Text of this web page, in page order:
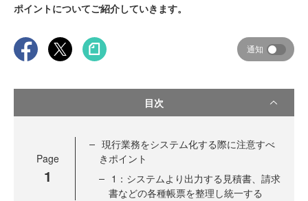
ポイントについてご紹介していきます。
通知
目次
Page
1
現行業務をシステム化する際に注意すべ
きポイント
1：システムより出力する見積書、請求
書などの各種帳票を整理し統一する